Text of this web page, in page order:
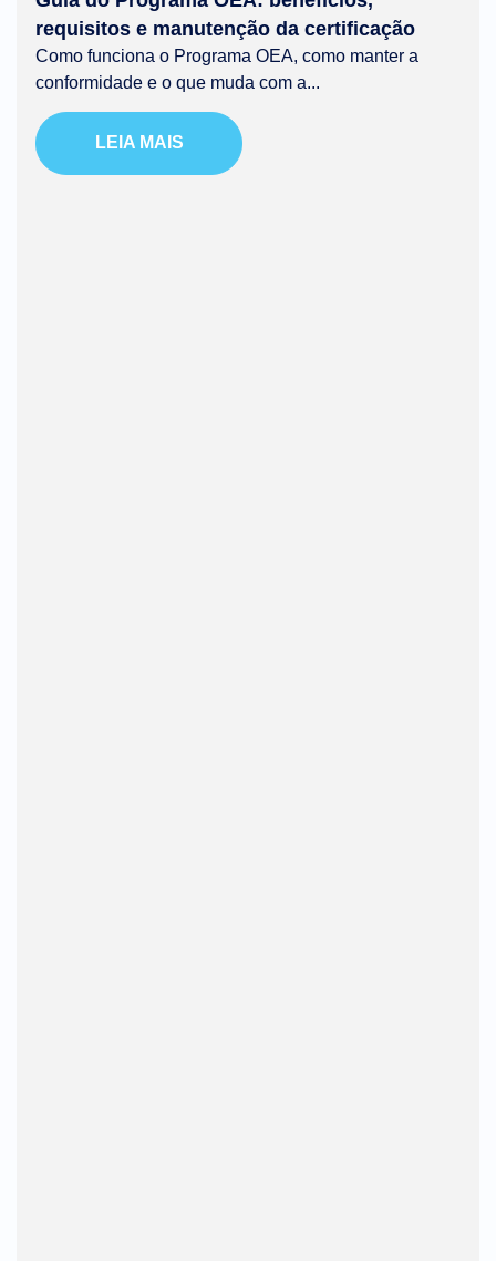
requisitos e manutenção da certificação
Como funciona o Programa OEA, como manter a
conformidade e o que muda com a...
LEIA MAIS